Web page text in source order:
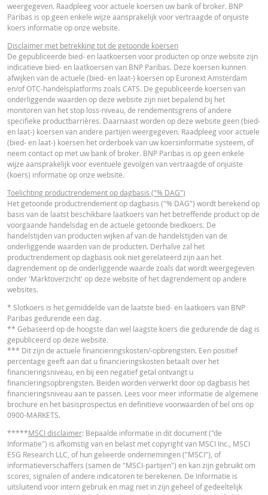
FINAL TERMS
Final Terms
ESSENTIËLE BELEGGERSINFORMATIEDOCUMENTATIE
Essentiële
Beleggersinformatiedocument (NL)
PDF
OVERIGE WETTELIJKE DOCUMENTEN
Notices URL
Notices
FINANCIEEL OVERZICHT
Financial Information
Cost Report
RECENTE KOERSINFORMATIE
weergegeven. Raadpleeg voor actuele koersen uw bank of broker. BNP
Paribas is op geen enkele wijze aansprakelijk voor vertraagde of onjuiste
koers informatie op onze website.
Disclaimer met betrekking tot de getoonde koersen
De gepubliceerde bied- en laatkoersen voor producten op onze website zijn
indicatieve bied- en laatkoersen van BNP Paribas. Deze koersen kunnen
afwijken van de actuele (bied- en laat-) koersen op Euronext Amsterdam
en/of OTC-handelsplatforms zoals CATS. De gepubliceerde koersen van
onderliggende waarden op deze website zijn niet bepalend bij het
monitoren van het stop loss-niveau, de rendementsgrens of andere
specifieke productbarrières. Daarnaast worden op deze website geen (bied-
en laat-) koersen van andere partijen weergegeven. Raadpleeg voor actuele
(bied- en laat-) koersen het orderboek van uw koersinformatie systeem, of
neem contact op met uw bank of broker. BNP Paribas is op geen enkele
wijze aansprakelijk voor eventuele gevolgen van vertraagde of onjuiste
(koers) informatie op onze website.
Toelichting productrendement op dagbasis ("% DAG")
Het getoonde productrendement op dagbasis ("% DAG") wordt berekend op
basis van de laatst beschikbare laatkoers van het betreffende product op de
voorgaande handelsdag en de actuele getoonde biedkoers. De
handelstijden van producten wijken af van de handelstijden van de
onderliggende waarden van de producten. Derhalve zal het
productrendement op dagbasis ook niet gerelateerd zijn aan het
dagrendement op de onderliggende waarde zoals dat wordt weergegeven
onder 'Marktoverzicht' op deze website of het dagrendement op andere
websites.
* Slotkoers is het gemiddelde van de laatste bied- en laatkoers van BNP
Paribas gedurende een dag.
** Gebaseerd op de hoogste dan wel laagste koers die gedurende de dag is
gepubliceerd op deze website.
*** Dit zijn de actuele financieringskosten/-opbrengsten. Een positief
percentage geeft aan dat u financieringskosten betaalt over het
financieringsniveau, en bij een negatief getal ontvangt u
financieringsopbrengsten. Beiden worden verwerkt door op dagbasis het
financieringsniveau aan te passen. Lees voor meer informatie de algemene
brochure en het basisprospectus en definitieve voorwaarden of bel ons op
0900-MARKETS.
*****MSCI disclaimer: Bepaalde informatie in dit document ("de
Informatie") is afkomstig van en belast met copyright van MSCI Inc., MSCI
ESG Research LLC, of hun gelieerde ondernemingen ("MSCI"), of
informatieverschaffers (samen de "MSCI-partijen") en kan zijn gebruikt om
scores, signalen of andere indicatoren te berekenen. De Informatie is
uitsluitend voor intern gebruik en mag niet in zijn geheel of gedeeltelijk